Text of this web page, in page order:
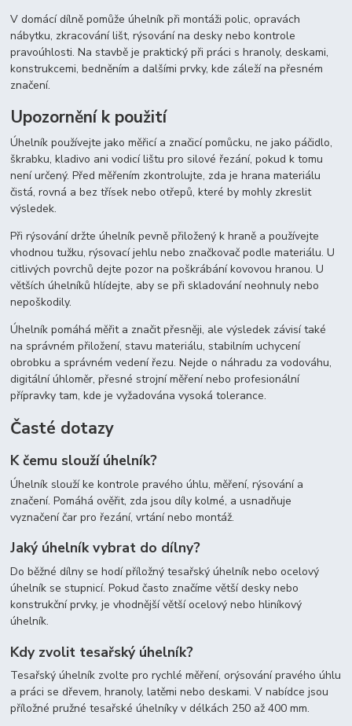
V domácí dílně pomůže úhelník při montáži polic, opravách
nábytku, zkracování lišt, rýsování na desky nebo kontrole
pravoúhlosti. Na stavbě je praktický při práci s hranoly, deskami,
konstrukcemi, bedněním a dalšími prvky, kde záleží na přesném
značení.
Upozornění k použití
Úhelník používejte jako měřicí a značicí pomůcku, ne jako páčidlo,
škrabku, kladivo ani vodicí lištu pro silové řezání, pokud k tomu
není určený. Před měřením zkontrolujte, zda je hrana materiálu
čistá, rovná a bez třísek nebo otřepů, které by mohly zkreslit
výsledek.
Při rýsování držte úhelník pevně přiložený k hraně a používejte
vhodnou tužku, rýsovací jehlu nebo značkovač podle materiálu. U
citlivých povrchů dejte pozor na poškrábání kovovou hranou. U
větších úhelníků hlídejte, aby se při skladování neohnuly nebo
nepoškodily.
Úhelník pomáhá měřit a značit přesněji, ale výsledek závisí také
na správném přiložení, stavu materiálu, stabilním uchycení
obrobku a správném vedení řezu. Nejde o náhradu za vodováhu,
digitální úhloměr, přesné strojní měření nebo profesionální
přípravky tam, kde je vyžadována vysoká tolerance.
Časté dotazy
K čemu slouží úhelník?
Úhelník slouží ke kontrole pravého úhlu, měření, rýsování a
značení. Pomáhá ověřit, zda jsou díly kolmé, a usnadňuje
vyznačení čar pro řezání, vrtání nebo montáž.
Jaký úhelník vybrat do dílny?
Do běžné dílny se hodí příložný tesařský úhelník nebo ocelový
úhelník se stupnicí. Pokud často značíme větší desky nebo
konstrukční prvky, je vhodnější větší ocelový nebo hliníkový
úhelník.
Kdy zvolit tesařský úhelník?
Tesařský úhelník zvolte pro rychlé měření, orýsování pravého úhlu
a práci se dřevem, hranoly, latěmi nebo deskami. V nabídce jsou
příložné pružné tesařské úhelníky v délkách 250 až 400 mm.